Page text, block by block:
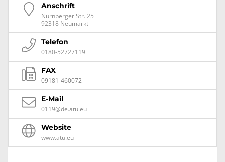
Anschrift
Nürnberger Str. 25
92318 Neumarkt
Telefon
0180-52727119
FAX
09181-460072
E-Mail
0119@de.atu.eu
Website
www.atu.eu